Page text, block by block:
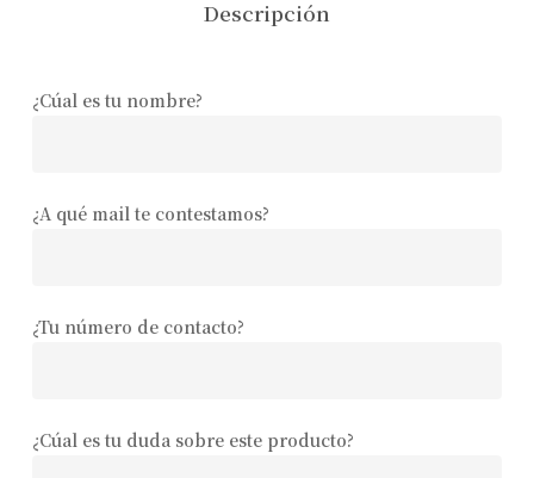
Descripción
¿Cúal es tu nombre?
¿A qué mail te contestamos?
¿Tu número de contacto?
¿Cúal es tu duda sobre este producto?